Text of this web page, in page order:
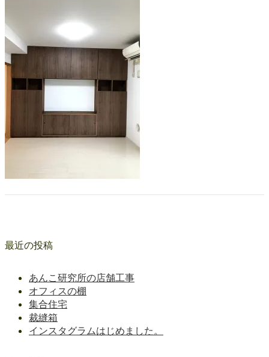
最近の投稿
あんこ研究所の店舗工事
オフィスの棚
集合住宅
裁縫箱
インスタグラムはじめました。